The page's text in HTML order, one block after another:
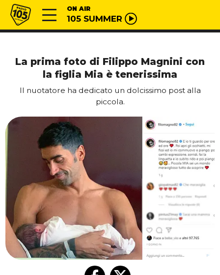
Vai al contenuto
Radio 105 ON AIR
105 SUMMER
La prima foto di Filippo Magnini con
la figlia Mia è tenerissima
Il nuotatore ha dedicato un dolcissimo post alla
piccola.